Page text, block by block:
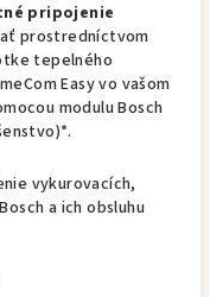
pripojenie
prostredníctvom
tepelného
Easy vo vašom
modulu Bosch
vykurovacích,
a ich obsluhu